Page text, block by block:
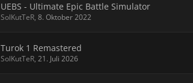
UEBS - Ultimate Epic Battle Simulator
SolKutTeR, 8. Oktober 2022
Turok 1 Remastered
SolKutTeR, 21. Juli 2026